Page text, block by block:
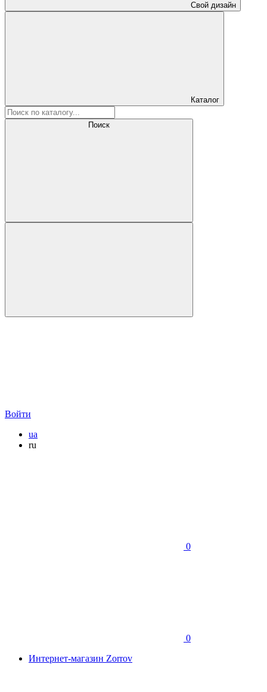
Свой дизайн
Каталог
Поиск
Войти
ua
ru
0
0
Интернет-магазин Zorrov